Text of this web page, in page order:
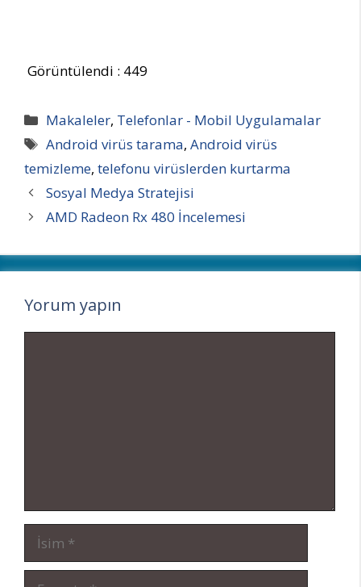
Görüntülendi : 449
Kategoriler
Makaleler, Telefonlar - Mobil Uygulamalar
Etiketler
Android virüs tarama,Android virüs
temizleme, telefonu virüslerden kurtarma
Sosyal Medya Stratejisi
AMD Radeon Rx 480 İncelemesi
Yorum yapın
İsim